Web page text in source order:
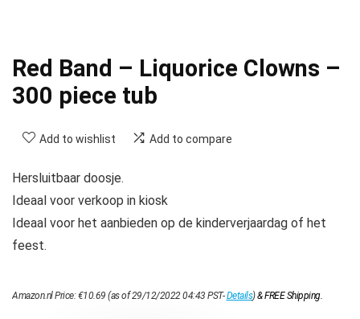
Red Band – Liquorice Clowns –
300 piece tub
Add to wishlist Add to compare
Hersluitbaar doosje.
Ideaal voor verkoop in kiosk
Ideaal voor het aanbieden op de kinderverjaardag of het
feest.
Amazon.nl Price:€10.69 (as of 29/12/2022 04:43 PST-Details)&FREE Shipping.